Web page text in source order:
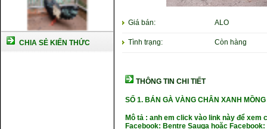
CHIA SẺ KIẾN THỨC
Giá bán: ALO
Tình trạng: Còn hàng
THÔNG TIN CHI TIẾT
SỐ 1. BÁN GÀ VÀNG CHÂN XANH
Mô tả : anh em click vào link này để
Facebook: Bentre Sauga hoặc Facebook: